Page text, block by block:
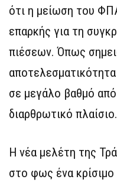
ότι η μείωση του
επαρκής για τη
πιέσεων. Όπως
σε μεγάλο βαθμό
διαρθρωτικό πλαίσιο.
Η νέα μελέτη της
στο φως ένα